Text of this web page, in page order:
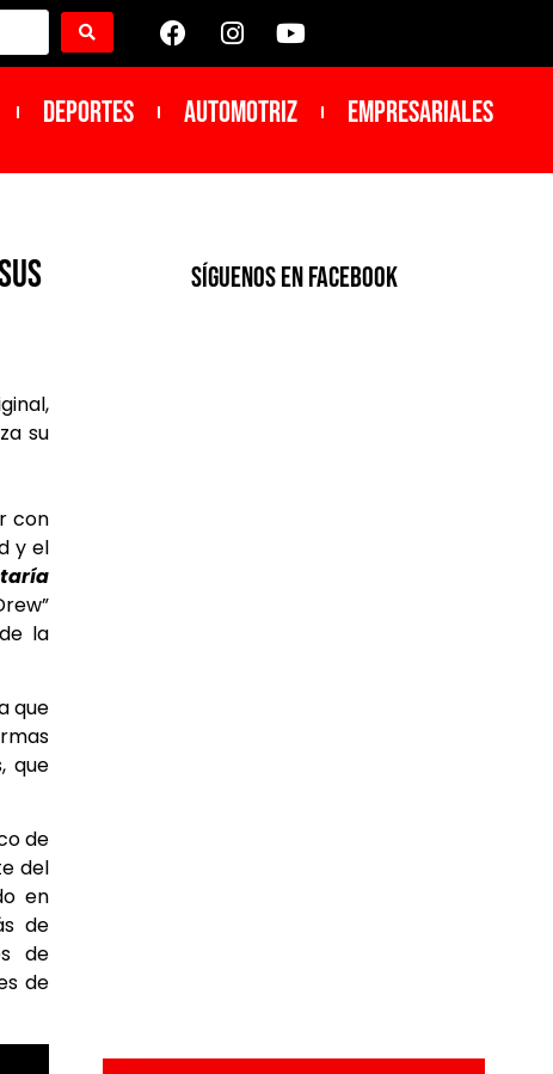
DEPORTES Automotriz Empresariales
su
con
y el
la
que
que
de
del
en
de
de
de
SíGUENOS EN FACEBOOK